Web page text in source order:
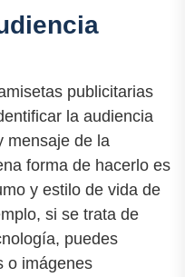
publicitarias
la audiencia
mensaje de la
forma de hacerlo es
y estilo de vida de
si se trata de
puedes
o imágenes